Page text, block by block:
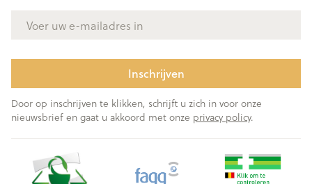
Inschrijven
Door op inschrijven te klikken, schrijft u zich in voor onze
nieuwsbrief en gaat u akkoord met onze privacy policy.